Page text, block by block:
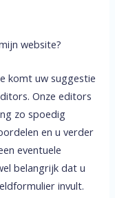
website?
komt uw suggestie
Onze editors
zo spoedig
en u verder
eventuele
belangrijk dat u
invult.